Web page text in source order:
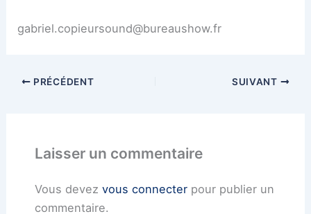
gabriel.copieursound@bureaushow.fr
PRÉCÉDENT SUIVANT
Laisser un commentaire
Vous devez vous connecterpour publier un
commentaire.